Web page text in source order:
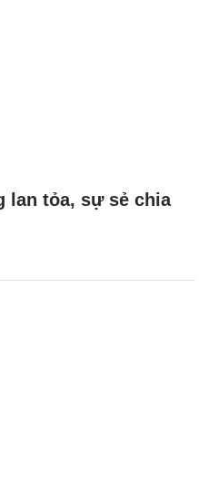
lan tỏa, sự sẻ chia